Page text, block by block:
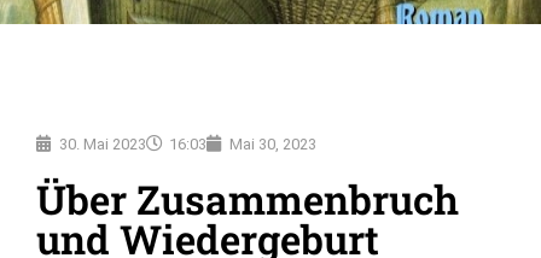
30. Mai 2023 16:03 Mai 30, 2023
Über Zusammenbruch
und Wiedergeburt